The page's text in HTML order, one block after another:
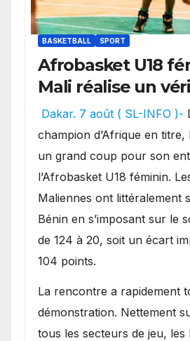
BASKETBALL SPORT
Afrobasket U18
Mali réalise un
festival offensif et
une lourde
Bénin.
Dakar. 7 août ( SL-INFO )-
champion d’Afrique en
un grand coup pour son
l’Afrobasket U18 féminin.
Maliennes ont littéralement
Bénin en s’imposant sur le
de 124 à 20, soit un écart
104 points.
La rencontre a rapidement
démonstration. Nettement
tous les secteurs de jeu, les